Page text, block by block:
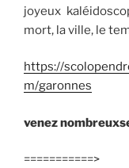
joyeux
mort, la ville, le
https://
m/garonnes
venez
===========>